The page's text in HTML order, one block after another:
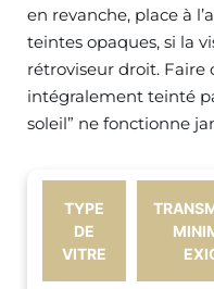
en revanche, place à
teintes opaques, si la
rétroviseur droit. Faire
intégralement teinté
soleil” ne fonctionne
TYPE
DE
VITRE